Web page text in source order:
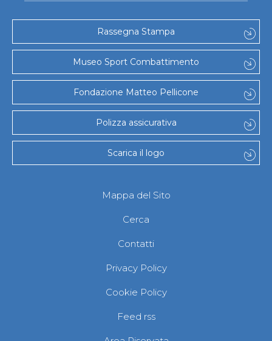
Rassegna Stampa
Museo Sport Combattimento
Fondazione Matteo Pellicone
Polizza assicurativa
Scarica il logo
Mappa del Sito
Cerca
Contatti
Privacy Policy
Cookie Policy
Feed rss